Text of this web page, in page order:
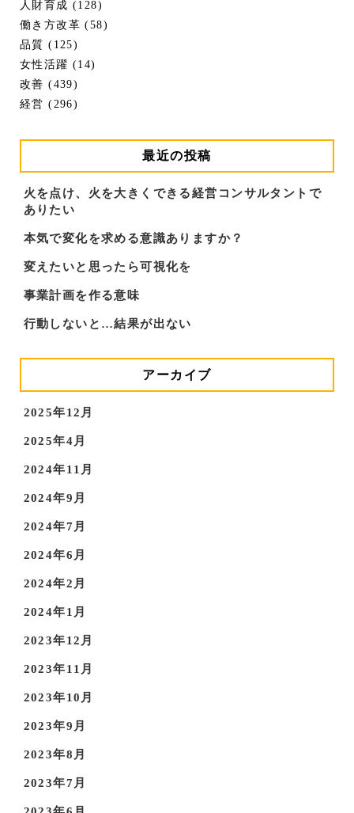
人財育成 (128)
働き方改革 (58)
品質 (125)
女性活躍 (14)
改善 (439)
経営 (296)
最近の投稿
火を点け、火を大きくできる経営コンサルタントで
ありたい
本気で変化を求める意識ありますか？
変えたいと思ったら可視化を
事業計画を作る意味
行動しないと…結果が出ない
アーカイブ
2025年12月
2025年4月
2024年11月
2024年9月
2024年7月
2024年6月
2024年2月
2024年1月
2023年12月
2023年11月
2023年10月
2023年9月
2023年8月
2023年7月